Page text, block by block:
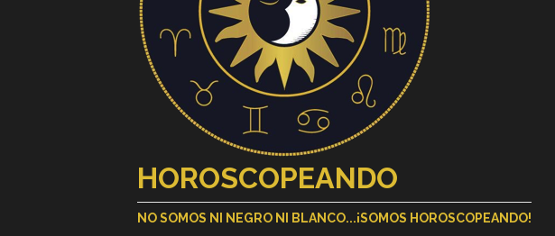
HOROSCOPEANDO
NO SOMOS NI NEGRO NI BLANCO...¡SOMOS HOROSCOPEANDO!